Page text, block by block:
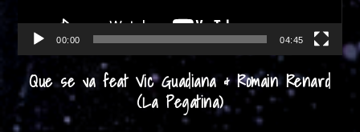
00:00 04:45
Que se va feat Vic Guadiana & Romain Renard
(La Pegatina)